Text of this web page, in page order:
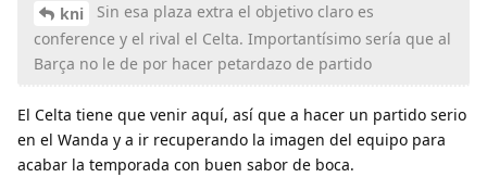
kni
Sin esa plaza extra el objetivo claro es
conference y el rival el Celta. Importantísimo sería que al
Barça no le de por hacer petardazo de partido
El Celta tiene que venir aquí, así que a hacer un partido serio
en el Wanda y a ir recuperando la imagen del equipo para
acabar la temporada con buen sabor de boca.